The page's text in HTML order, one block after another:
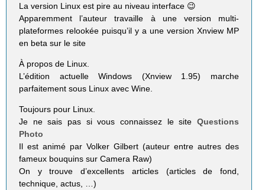
La version Linux est pire au niveau interface 😉
Apparemment l’auteur travaille à une version multi-
plateformes relookée puisqu’il y a une version Xnview MP
en beta sur le site
À propos de Linux.
L’édition actuelle Windows (Xnview 1.95) marche
parfaitement sous Linux avec Wine.
Toujours pour Linux.
Je ne sais pas si vous connaissez le site Questions
Photo
Il est animé par Volker Gilbert (auteur entre autres des
fameux bouquins sur Camera Raw)
On y trouve d’excellents articles (articles de fond,
technique, actus, …)